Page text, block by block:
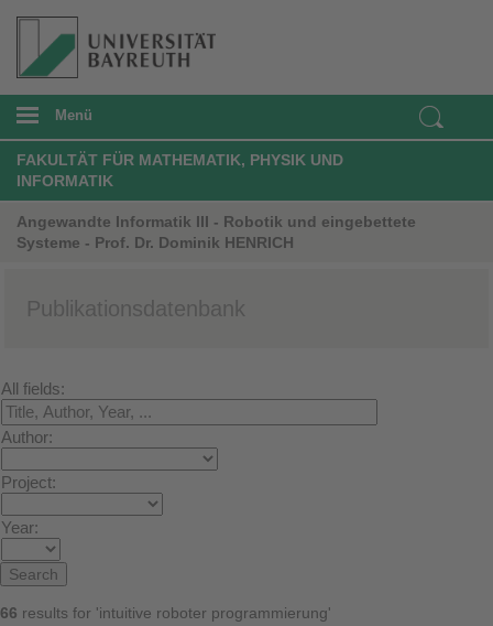
Menü
FAKULTÄT FÜR MATHEMATIK, PHYSIK UND
INFORMATIK
Angewandte Informatik III - Robotik und eingebettete
Systeme - Prof. Dr. Dominik HENRICH
Publikationsdatenbank
All fields:
Author:
Project:
Year:
66 results for 'intuitive roboter programmierung'